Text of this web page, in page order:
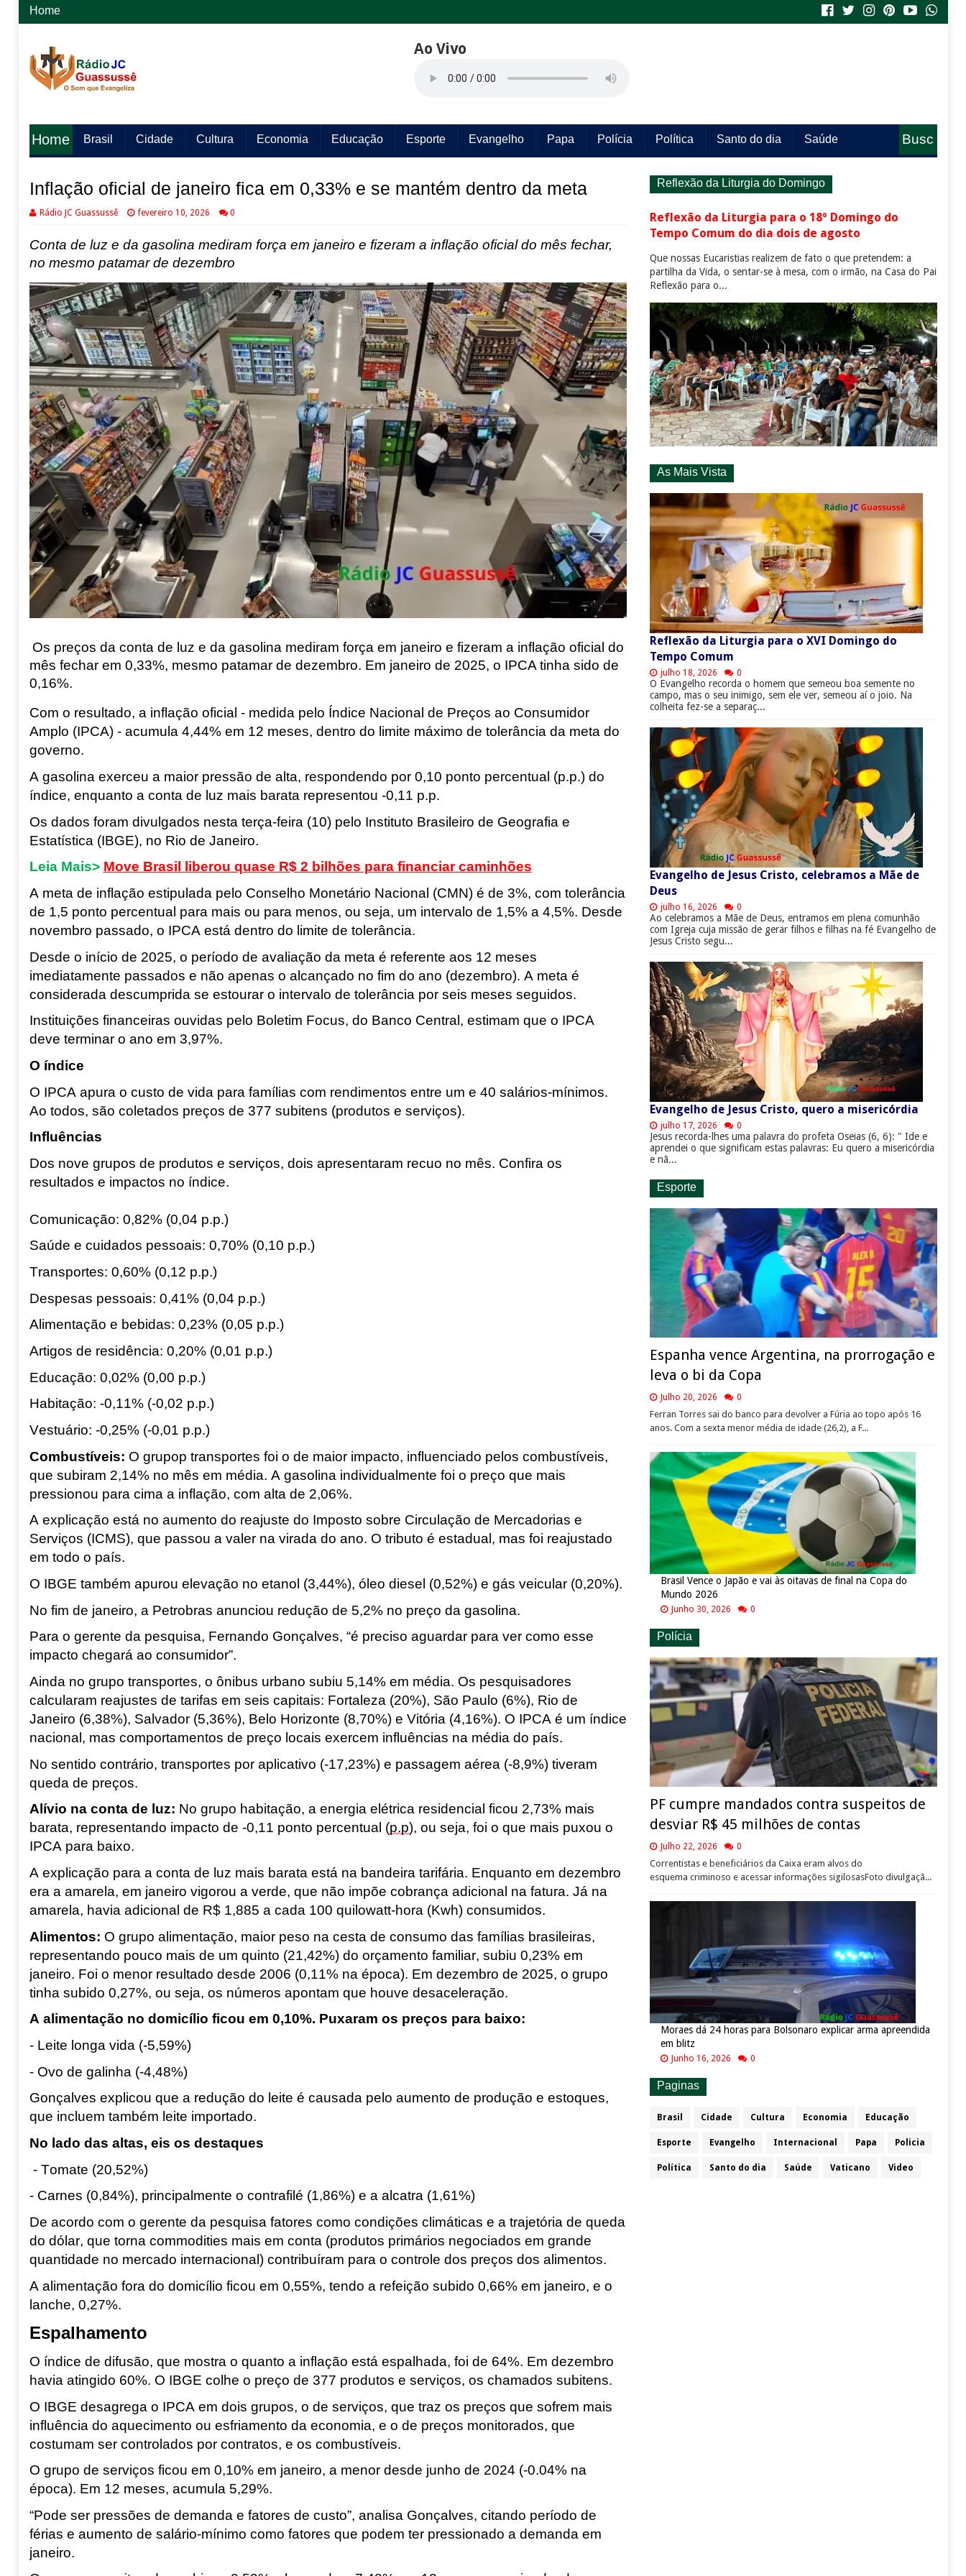
Home
Ao Vivo
Home Brasil Cidade Cultura Economia Educação Esporte Evangelho Papa Polícia Política Santo do dia Saúde
Busc
Inflação oficial de janeiro fica em 0,33% e se mantém dentro da meta
Rádio JC Guassussê fevereiro 10, 2026 0
Conta de luz e da gasolina mediram força em janeiro e fizeram a inflação oficial do mês fechar,
no mesmo patamar de dezembro
Os preços da conta de luz e da gasolina mediram força em janeiro e fizeram a inflação oficial do
mês fechar em 0,33%, mesmo patamar de dezembro. Em janeiro de 2025, o IPCA tinha sido de
0,16%.
Com o resultado, a inflação oficial - medida pelo Índice Nacional de Preços ao Consumidor
Amplo (IPCA) - acumula 4,44% em 12 meses, dentro do limite máximo de tolerância da meta do
governo.
A gasolina exerceu a maior pressão de alta, respondendo por 0,10 ponto percentual (p.p.) do
índice, enquanto a conta de luz mais barata representou -0,11 p.p.
Os dados foram divulgados nesta terça-feira (10) pelo Instituto Brasileiro de Geografia e
Estatística (IBGE), no Rio de Janeiro.
Leia Mais> Move Brasil liberou quase R$ 2 bilhões para financiar caminhões
A meta de inflação estipulada pelo Conselho Monetário Nacional (CMN) é de 3%, com tolerância
de 1,5 ponto percentual para mais ou para menos, ou seja, um intervalo de 1,5% a 4,5%. Desde
novembro passado, o IPCA está dentro do limite de tolerância.
Desde o início de 2025, o período de avaliação da meta é referente aos 12 meses
imediatamente passados e não apenas o alcançado no fim do ano (dezembro). A meta é
considerada descumprida se estourar o intervalo de tolerância por seis meses seguidos.
Instituições financeiras ouvidas pelo Boletim Focus, do Banco Central , estimam que o IPCA
deve terminar o ano em 3,97%.
O índice
O IPCA apura o custo de vida para famílias com rendimentos entre um e 40 salários-mínimos.
Ao todos, são coletados preços de 377 subitens (produtos e serviços).
Influências
Dos nove grupos de produtos e serviços, dois apresentaram recuo no mês. Confira os
resultados e impactos no índice.
Comunicação: 0,82% (0,04 p.p.)
Saúde e cuidados pessoais: 0,70% (0,10 p.p.)
Transportes: 0,60% (0,12 p.p.)
Despesas pessoais: 0,41% (0,04 p.p.)
Alimentação e bebidas: 0,23% (0,05 p.p.)
Artigos de residência: 0,20% (0,01 p.p.)
Educação: 0,02% (0,00 p.p.)
Habitação: -0,11% (-0,02 p.p.)
Vestuário: -0,25% (-0,01 p.p.)
Combustíveis: O grupop transportes foi o de maior impacto, influenciado pelos combustíveis,
que subiram 2,14% no mês em média. A gasolina individualmente foi o preço que mais
pressionou para cima a inflação, com alta de 2,06%.
A explicação está no aumento do reajuste do Imposto sobre Circulação de Mercadorias e
Serviços (ICMS), que passou a valer na virada do ano. O tributo é estadual, mas foi reajustado
em todo o país.
O IBGE também apurou elevação no etanol (3,44%), óleo diesel (0,52%) e gás veicular (0,20%).
No fim de janeiro, a Petrobras anunciou redução de 5,2% no preço da gasolina.
Para o gerente da pesquisa, Fernando Gonçalves, “é preciso aguardar para ver como esse
impacto chegará ao consumidor”.
Ainda no grupo transportes, o ônibus urbano subiu 5,14% em média. Os pesquisadores
calcularam reajustes de tarifas em seis capitais: Fortaleza (20%), São Paulo (6%), Rio de
Janeiro (6,38%), Salvador (5,36%), Belo Horizonte (8,70%) e Vitória (4,16%). O IPCA é um índice
nacional, mas comportamentos de preço locais exercem influências na média do país.
No sentido contrário, transportes por aplicativo (-17,23%) e passagem aérea (-8,9%) tiveram
queda de preços.
Alívio na conta de luz: No grupo habitação, a energia elétrica residencial ficou 2,73% mais
barata, representando impacto de -0,11 ponto percentual (p.p), ou seja, foi o que mais puxou o
IPCA para baixo.
A explicação para a conta de luz mais barata está na bandeira tarifária. Enquanto em dezembro
era a amarela, em janeiro vigorou a verde, que não impõe cobrança adicional na fatura. Já na
amarela, havia adicional de R$ 1,885 a cada 100 quilowatt-hora (Kwh) consumidos.
Alimentos: O grupo alimentação, maior peso na cesta de consumo das famílias brasileiras,
representando pouco mais de um quinto (21,42%) do orçamento familiar, subiu 0,23% em
janeiro. Foi o menor resultado desde 2006 (0,11% na época). Em dezembro de 2025, o grupo
tinha subido 0,27%, ou seja, os números apontam que houve desaceleração.
A alimentação no domicílio ficou em 0,10%. Puxaram os preços para baixo:
- Leite longa vida (-5,59%)
- Ovo de galinha (-4,48%)
Gonçalves explicou que a redução do leite é causada pelo aumento de produção e estoques,
que incluem também leite importado.
No lado das altas, eis os destaques
- Tomate (20,52%)
- Carnes (0,84%), principalmente o contrafilé (1,86%) e a alcatra (1,61%)
De acordo com o gerente da pesquisa fatores como condições climáticas e a trajetória de queda
do dólar, que torna commodities mais em conta (produtos primários negociados em grande
quantidade no mercado internacional) contribuíram para o controle dos preços dos alimentos.
A alimentação fora do domicílio ficou em 0,55%, tendo a refeição subido 0,66% em janeiro, e o
lanche, 0,27%.
Espalhamento
O índice de difusão, que mostra o quanto a inflação está espalhada, foi de 64%. Em dezembro
havia atingido 60%. O IBGE colhe o preço de 377 produtos e serviços, os chamados subitens.
O IBGE desagrega o IPCA em dois grupos, o de serviços, que traz os preços que sofrem mais
influência do aquecimento ou esfriamento da economia, e o de preços monitorados, que
costumam ser controlados por contratos, e os combustíveis.
O grupo de serviços ficou em 0,10% em janeiro, a menor desde junho de 2024 (-0.04% na
época). Em 12 meses, acumula 5,29%.
“Pode ser pressões de demanda e fatores de custo”, analisa Gonçalves, citando período de
férias e aumento de salário-mínimo como fatores que podem ter pressionado a demanda em
janeiro.
Reflexão da Liturgia do Domingo
Reflexão da Liturgia para o 18º Domingo do
Tempo Comum do dia dois de agosto
Que nossas Eucaristias realizem de fato o que pretendem: a
partilha da Vida, o sentar-se à mesa, com o irmão, na Casa do Pai
Reflexão para o...
As Mais Vista
Reflexão da Liturgia para o XVI Domingo do
Tempo Comum
julho 18, 2026 0
O Evangelho recorda o homem que semeou boa semente no
campo, mas o seu inimigo, sem ele ver, semeou aí o joio. Na
colheita fez-se a separaç...
Evangelho de Jesus Cristo, celebramos a Mãe de
Deus
julho 16, 2026 0
Ao celebramos a Mãe de Deus, entramos em plena comunhão
com Igreja cuja missão de gerar filhos e filhas na fé Evangelho de
Jesus Cristo segu...
Evangelho de Jesus Cristo, quero a misericórdia
julho 17, 2026 0
Jesus recorda-lhes uma palavra do profeta Oseias (6, 6): " Ide e
aprendei o que significam estas palavras: Eu quero a misericórdia
e nã...
Esporte
Espanha vence Argentina, na prorrogação e
leva o bi da Copa
Julho 20, 2026 0
Ferran Torres sai do banco para devolver a Fúria ao topo após 16
anos. Com a sexta menor média de idade (26,2), a F...
Brasil Vence o Japão e vai às oitavas de final na Copa do
Mundo 2026
Junho 30, 2026 0
Polícia
PF cumpre mandados contra suspeitos de
desviar R$ 45 milhões de contas
Julho 22, 2026 0
Correntistas e beneficiários da Caixa eram alvos do
esquema criminoso e acessar informações sigilosasFoto divulgaçã...
Moraes dá 24 horas para Bolsonaro explicar arma apreendida
em blitz
Junho 16, 2026 0
Paginas
Brasil Cidade Cultura Economia Educação
Esporte Evangelho Internacional Papa Policia
Política Santo do dia Saúde Vaticano Video